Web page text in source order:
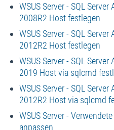
WSUS Server - SQL
2008R2 Host festlegen
WSUS Server - SQL
2012R2 Host festlegen
WSUS Server - SQL
2019 Host via sqlcmd
WSUS Server - SQL
2012R2 Host via sqlcmd
WSUS Server -
anpassen